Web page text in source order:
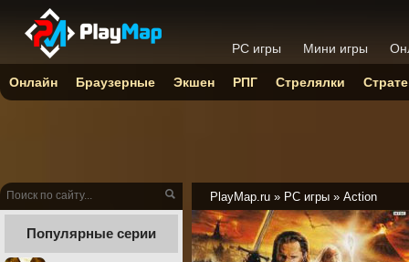
PlayMap.ru » PC игры » Action
Популярные серии
PC игры Мини игры
Онлайн Браузерные Экшен РПГ Стрелялки